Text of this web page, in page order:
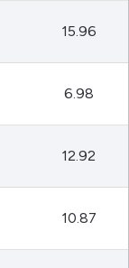
15.96
6.98
12.92
10.87